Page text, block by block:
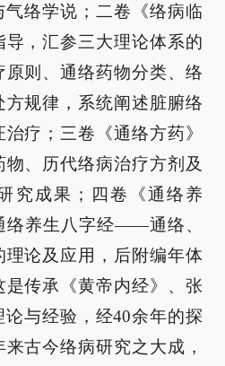
络学说；二卷《络病临
，汇参三大理论体系的
则、通络药物分类、络
规律，系统阐述脏腑络
疗；三卷《通络方药》
、历代络病治疗方剂及
究成果；四卷《通络养
络养生八字经——通络、
论及应用，后附编年体
传承《黄帝内经》、张
与经验，经40余年的探
古今络病研究之大成，